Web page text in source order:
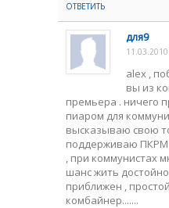
ОТВЕТИТЬ
для9
alex ,
вы из
премьера . ничего
пиаром для
высказываю свою
поддерживаю ПКРМ
, при коммунистах
шанс жить
приближен ,
комбайнер.......